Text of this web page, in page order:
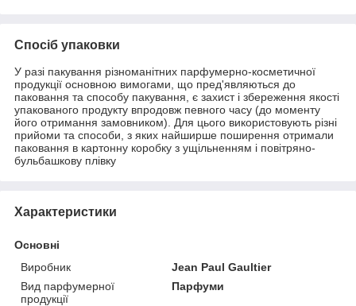
Спосіб упаковки
У разі пакування різноманітних парфумерно-косметичної
продукції основною вимогами, що пред'являються до
паковання та способу пакування, є захист і збереження якості
упакованого продукту впродовж певного часу (до моменту
його отримання замовником). Для цього використовують різні
прийоми та способи, з яких найширше поширення отримали
паковання в картонну коробку з ущільненням і повітряно-
бульбашкову плівку
Характеристики
Основні
Виробник
Jean Paul Gaultier
Вид парфумерної
продукції
Парфуми